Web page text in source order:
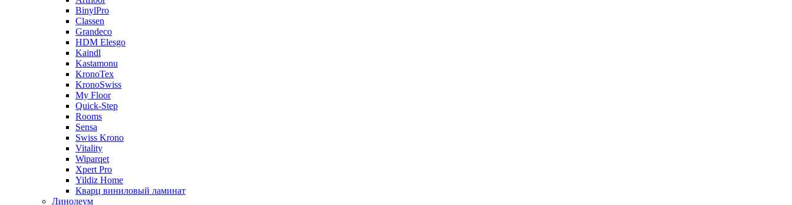
BinylPro
Classen
Grandeco
HDM Elesgo
Kaindl
Kastamonu
KronoTex
KronoSwiss
My Floor
Quick-Step
Rooms
Sensa
Swiss Krono
Vitality
Wiparqet
Xpert Pro
Yildiz Home
Кварц виниловый ламинат
Линолеум